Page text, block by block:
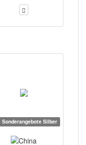
Sonderangebote Silber